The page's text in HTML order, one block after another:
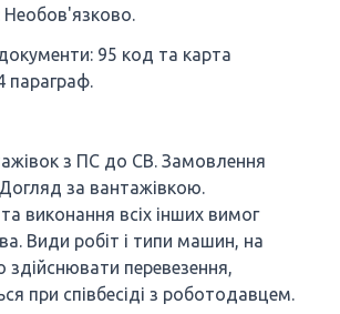
95 код та карта
параграф.
з ПС до СВ. Замовлення
за вантажівкою.
виконання всіх інших вимог
Види робіт і типи машин, на
здійснювати перевезення,
при співбесіді з роботодавцем.